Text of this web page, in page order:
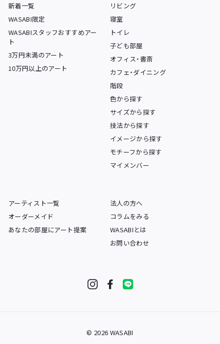
新着一覧
WASABI限定
WASABIスタッフおすすめアー
ト
3万円未満のアート
10万円以上のアート
リビング
寝室
トイレ
子ども部屋
オフィス・書斎
カフェ・ダイニング
階段
色から探す
サイズから探す
技法から探す
イメージから探す
モチーフから探す
マイメンバー
アーティスト一覧
オーダーメイド
あなたの部屋にアート提案
法人の方へ
コラムをみる
WASABIとは
お問い合わせ
© 2026 WASABI